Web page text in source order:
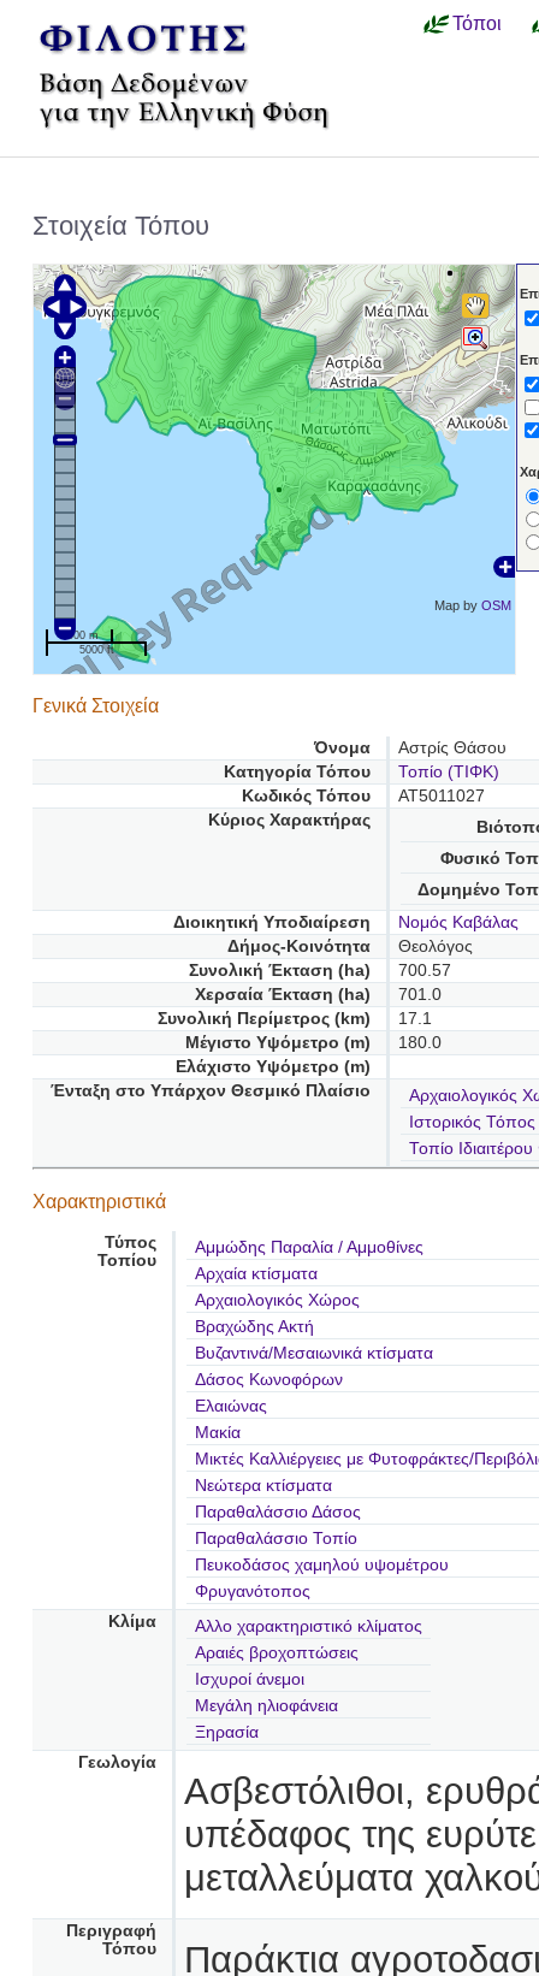
Τόποι
Στοιχεία Τόπου
Map byOSM
1000 m
5000 ft
Γενικά Στοιχεία
Όνομα
Αστρίς Θάσου
Κατηγορία Τόπου
Τοπίο (ΤΙΦΚ)
Κωδικός Τόπου
AT5011027
Κύριος Χαρακτήρας
Φυσικό
Δομημένο
Διοικητική Υποδιαίρεση
Νομός Καβάλας
Δήμος-Κοινότητα
Θεολόγος
Συνολική Έκταση (ha)
700.57
Χερσαία Έκταση (ha)
701.0
Συνολική Περίμετρος (km)
17.1
Μέγιστο Υψόμετρο (m)
180.0
Ελάχιστο Υψόμετρο (m)
Ένταξη στο Υπάρχον Θεσμικό Πλαίσιο
Αρχαιολογικός
Ιστορικός Τόπος
Τοπίο
Χαρακτηριστικά
Τύπος
Τοπίου
Αμμώδης Παραλία / Αμμοθίνες
Αρχαία κτίσματα
Αρχαιολογικός Χώρος
Βραχώδης Ακτή
Βυζαντινά/Μεσαιωνικά κτίσματα
Δάσος Κωνοφόρων
Ελαιώνας
Μακία
Μικτές Καλλιέργειες με Φυτοφράκτες/
Νεώτερα κτίσματα
Παραθαλάσσιο Δάσος
Παραθαλάσσιο Τοπίο
Πευκοδάσος χαμηλού υψομέτρου
Φρυγανότοπος
Κλίμα
Αλλο χαρακτηριστικό κλίματος
Αραιές βροχοπτώσεις
Ισχυροί άνεμοι
Μεγάλη ηλιοφάνεια
Ξηρασία
Γεωλογία
Ασβεστόλιθοι,
υπέδαφος της
μεταλλεύματα
Περιγραφή
Τόπου
Παράκτια